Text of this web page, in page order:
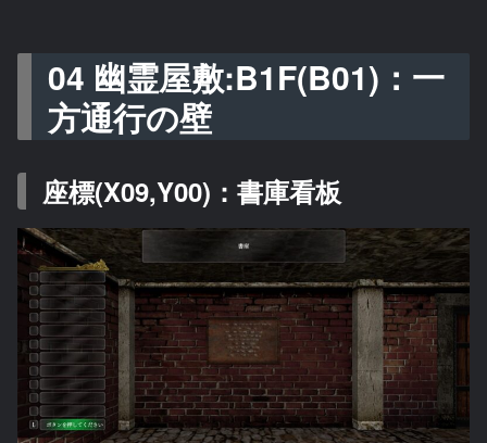
04 幽霊屋敷:B1F(B01)：一
方通行の壁
座標(X09,Y00)：書庫看板